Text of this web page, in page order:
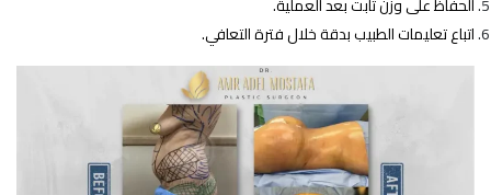
اتباع تعليمات الطبيب بدقة خلال فترة التعافي.